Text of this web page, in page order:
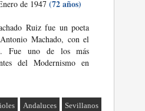
de 1947(72 años)
Ruiz fue un poeta
Machado, con el
Fue uno de los más
del Modernismo en
Andaluces Sevillanos